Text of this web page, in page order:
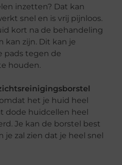
inzetten? Dat kan
snel en is vrij pijnloos.
kort na de behandeling
kan zijn. Dit kan je
pads tegen de
houden.
het je huid heel
dode huidcellen heel
Je kan de borstel best
je zal zien dat je heel snel